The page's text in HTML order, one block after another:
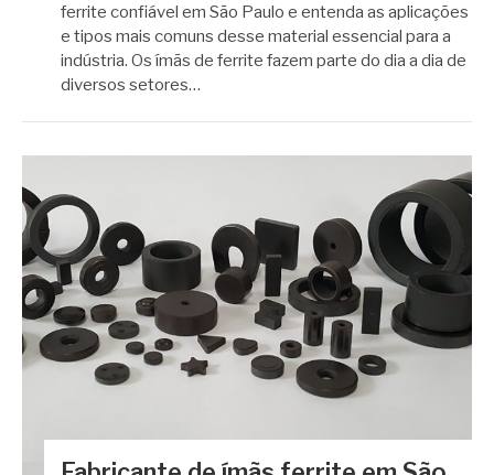
ferrite confiável em São Paulo e entenda as aplicações
e tipos mais comuns desse material essencial para a
indústria. Os ímãs de ferrite fazem parte do dia a dia de
diversos setores…